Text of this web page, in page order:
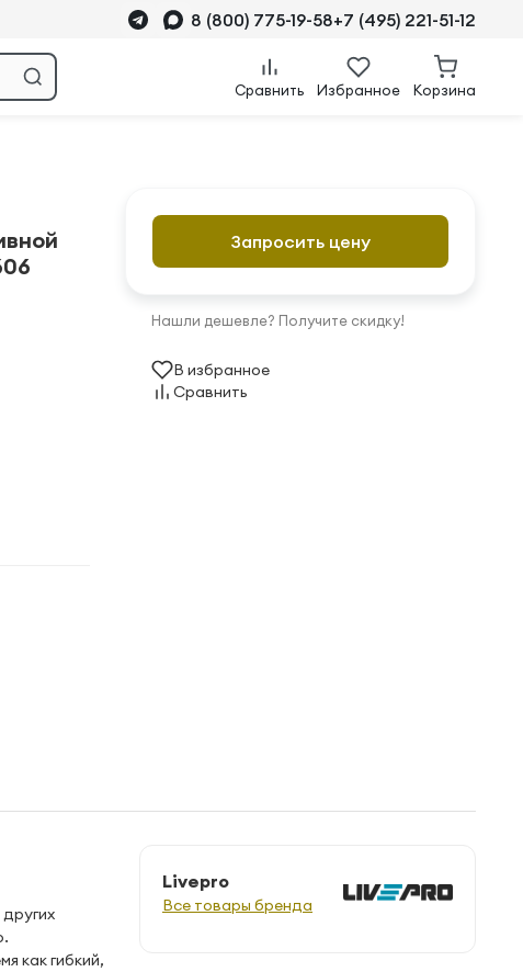
8 (800) 775-19-58+7 (495) 221-51-12
Сравнить Избранное Корзина
Запросить цену
Нашли дешевле? Получите скидку!
В избранное
Сравнить
как гибкий,
Livepro
Все товары бренда